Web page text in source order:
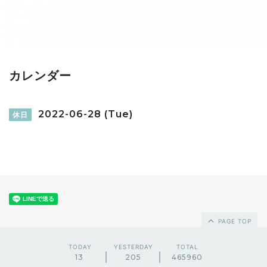
カレンダー
休日 2022-06-28 (Tue)
PAGE TOP
TODAY
13
YESTERDAY
205
TOTAL
465960